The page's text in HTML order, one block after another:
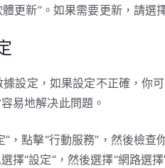
體更新”。如果需要更新，請
設定，如果設定不正確，你
易地解决此問題。
”，點擊“行動服務”，然後檢
擇“設定”，然後選擇“網路選